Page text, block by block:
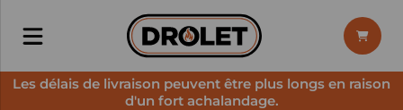
Les délais de livraison peuvent être plus longs en raison
d'un fort achalandage.